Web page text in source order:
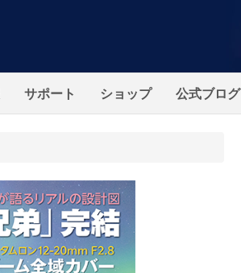
サポート ショップ 公式ブログ